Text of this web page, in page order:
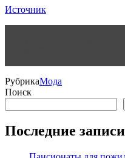
Источник
РубрикаМода
Поиск
Последние записи